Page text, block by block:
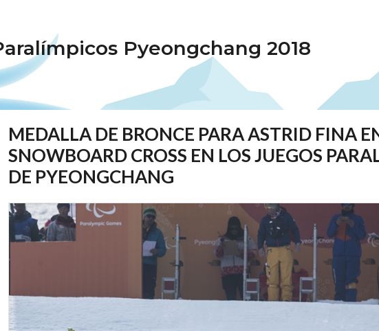
Pyeongchang 2018
MEDALLA DE BRONCE PARA ASTRID FINA
SNOWBOARD CROSS EN LOS JUEGOS
DE PYEONGCHANG